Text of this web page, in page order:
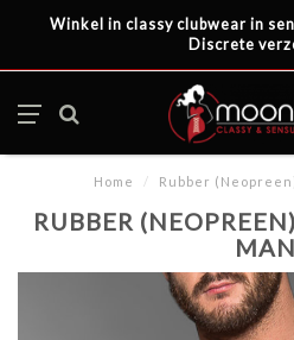
Winkel in classy clubwear in
Discrete
Home / Rubber
RUBBER
MAN